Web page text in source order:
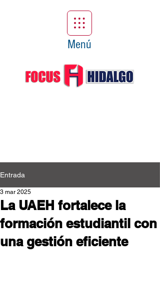
Menú
Entrada
La UAEH fortalece la
formación estudiantil con
una gestión eficiente
3 mar 2025